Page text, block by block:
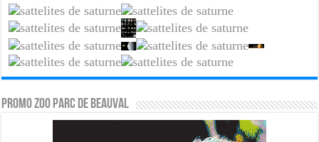
PROMO ZOO PARC DE BEAUVAL